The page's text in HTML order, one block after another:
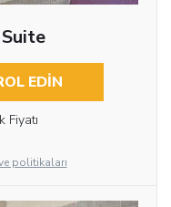
EDIN
Fiyatı
politikaları